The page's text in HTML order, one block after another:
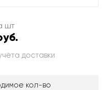
шт
доставки
кол-во